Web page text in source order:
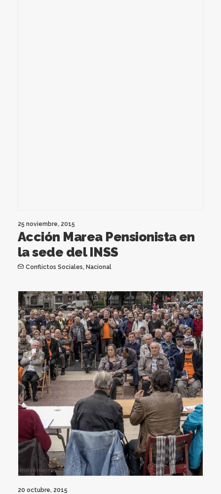
25 noviembre, 2015
Acción Marea Pensionista en
la sede del INSS
Conflictos Sociales, Nacional
20 octubre, 2015